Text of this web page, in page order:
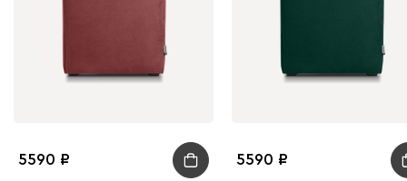
5590 5590